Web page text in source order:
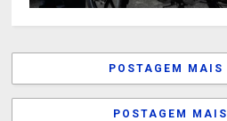
POSTAGEM MAIS
POSTAGEM